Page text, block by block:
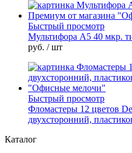
Быстрый просмотр
Мультифора А5 40 мкр.
руб. / шт
Быстрый просмотр
Фломастеры 12 цветов
двухсторонний,
Каталог